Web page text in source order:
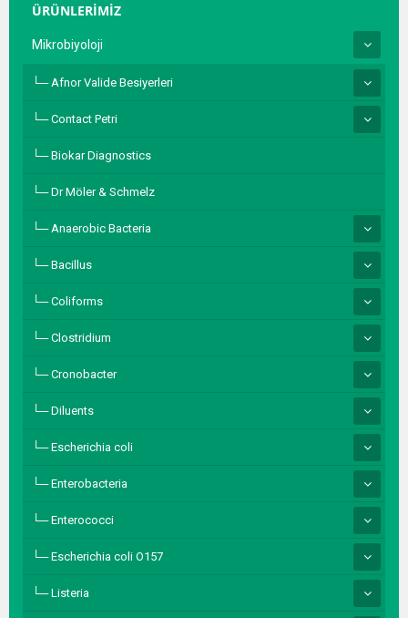
ÜRÜNLERİMİZ
Mikrobiyoloji
Afnor Valide Besiyerleri
Contact Petri
Biokar Diagnostics
Dr Möler & Schmelz
Anaerobic Bacteria
Bacillus
Coliforms
Clostridium
Cronobacter
Diluents
Escherichia coli
Enterobacteria
Enterococci
Escherichia coli O157
Listeria